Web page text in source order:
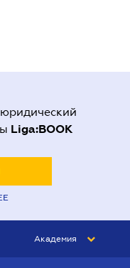
Liga:BOOK
Академия